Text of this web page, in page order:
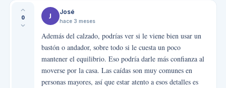
0 J José
hace 3 meses
Además del calzado, podrías ver si le viene bien usar un
bastón o andador, sobre todo si le cuesta un poco
mantener el equilibrio. Eso podría darle más confianza al
moverse por la casa. Las caídas son muy comunes en
personas mayores, así que estar atento a esos detalles es